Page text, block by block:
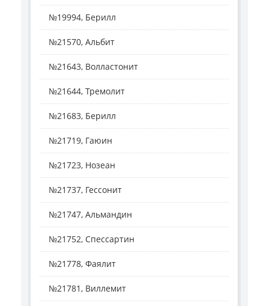
№19994, Берилл
№21570, Альбит
№21643, Волластонит
№21644, Тремолит
№21683, Берилл
№21719, Гаюин
№21723, Нозеан
№21737, Гессонит
№21747, Альмандин
№21752, Спессартин
№21778, Фаялит
№21781, Виллемит